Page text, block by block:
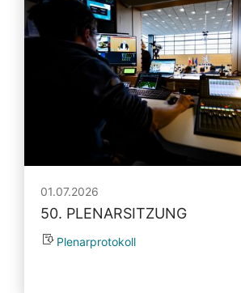
01.07.2026
50. PLENARSITZUNG
Plenarprotokoll